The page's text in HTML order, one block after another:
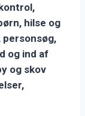
hilse og
personsøg,
og ind af
og skov